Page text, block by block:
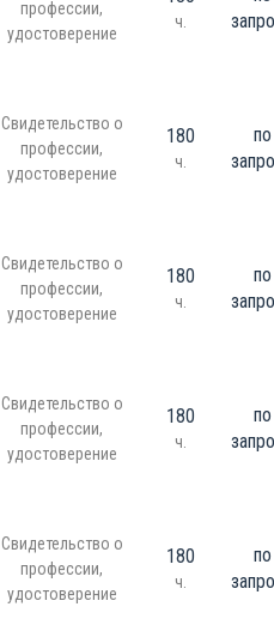
профессии,
удостоверение
ч.
Свидетельство о
профессии,
удостоверение
180
ч.
по
Свидетельство о
профессии,
удостоверение
180
ч.
по
Свидетельство о
профессии,
удостоверение
180
ч.
по
Свидетельство о
профессии,
удостоверение
180
ч.
по